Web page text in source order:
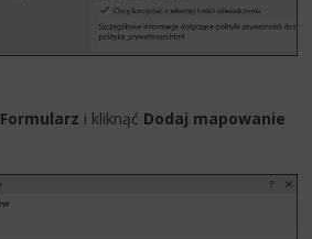
Formularz i kliknąć Dodaj mapowanie